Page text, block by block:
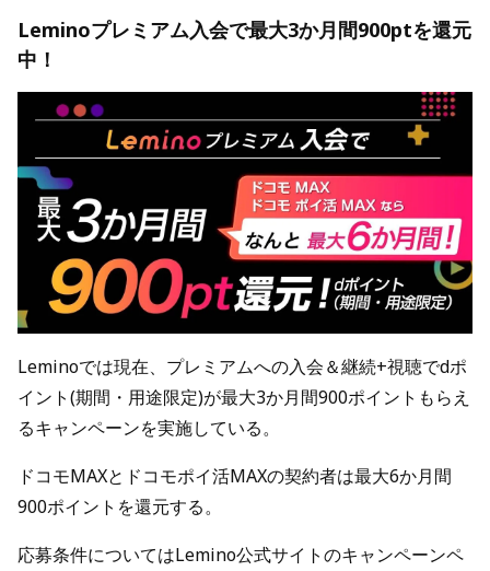
Leminoプレミアム入会で最大3か月間900ptを還元
中！
Leminoでは現在、プレミアムへの入会＆継続+視聴でdポ
イント(期間・用途限定)が最大3か月間900ポイントもらえ
るキャンペーンを実施している。
ドコモMAXとドコモポイ活MAXの契約者は最大6か月間
900ポイントを還元する。
応募条件についてはLemino公式サイトのキャンペーンペ